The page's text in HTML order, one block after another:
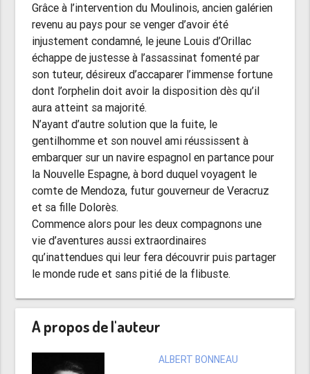
Grâce à l’intervention du Moulinois, ancien galérien
revenu au pays pour se venger d’avoir été
injustement condamné, le jeune Louis d’Orillac
échappe de justesse à l’assassinat fomenté par
son tuteur, désireux d’accaparer l’immense fortune
dont l’orphelin doit avoir la disposition dès qu’il
aura atteint sa majorité.
N’ayant d’autre solution que la fuite, le
gentilhomme et son nouvel ami réussissent à
embarquer sur un navire espagnol en partance pour
la Nouvelle Espagne, à bord duquel voyagent le
comte de Mendoza, futur gouverneur de Veracruz
et sa fille Dolorès.
Commence alors pour les deux compagnons une
vie d’aventures aussi extraordinaires
qu’inattendues qui leur fera découvrir puis partager
le monde rude et sans pitié de la flibuste.
A propos de l'auteur
ALBERT BONNEAU